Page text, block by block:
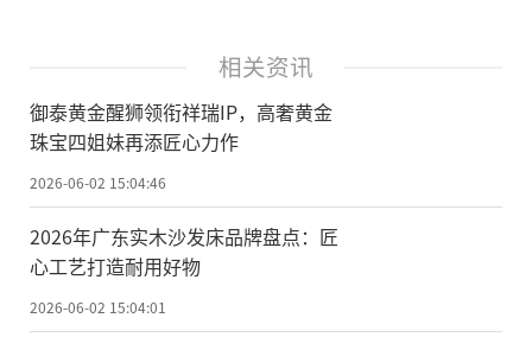
相关资讯
御泰黄金醒狮领衔祥瑞IP，高奢黄金
珠宝四姐妹再添匠心力作
2026-06-02 15:04:46
2026年广东实木沙发床品牌盘点：匠
心工艺打造耐用好物
2026-06-02 15:04:01